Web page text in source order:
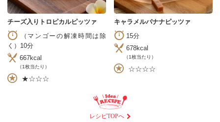
チーズ入りトロピカルピッツァ
（マンゴーの解凍時間は除
く）10分
667kcal
（1枚当たり）
★☆☆☆
キャラメルバナナピッツァ
15分
678kcal
（1枚当たり）
☆☆☆☆
レシピTOPへ